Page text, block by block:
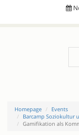
Homepage
Events
Barcamp Soziokultur
Gamifikation als